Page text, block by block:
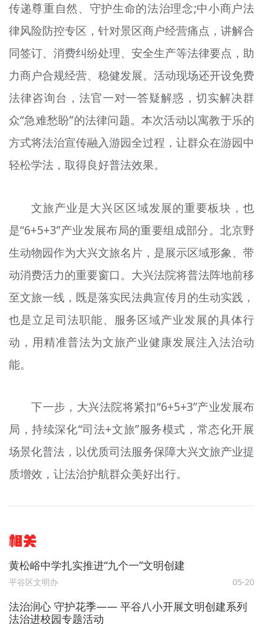
传递尊重自然、守护生命的法治理念;中小商户法
律风险防控专区，针对景区商户经营痛点，讲解合
同签订、消费纠纷处理、安全生产等法律要点，助
力商户合规经营、稳健发展。活动现场还开设免费
法律咨询台，法官一对一答疑解惑，切实解决群
众“急难愁盼”的法律问题。本次活动以寓教于乐的
方式将法治宣传融入游园全过程，让群众在游园中
轻松学法，取得良好普法效果。
文旅产业是大兴区区域发展的重要板块，也
是“6+5+3”产业发展布局的重要组成部分。北京野
生动物园作为大兴文旅名片，是展示区域形象、带
动消费活力的重要窗口。大兴法院将普法阵地前移
至文旅一线，既是落实民法典宣传月的生动实践，
也是立足司法职能、服务区域产业发展的具体行
动，用精准普法为文旅产业健康发展注入法治动
能。
下一步，大兴法院将紧扣“6+5+3”产业发展布
局，持续深化“司法+文旅”服务模式，常态化开展
场景化普法，以优质司法服务保障大兴文旅产业提
质增效，让法治护航群众美好出行。
相关
黄松峪中学扎实推进“九个一”文明创建
平谷区文明办 05-20
法治润心 守护花季—— 平谷八小开展文明创建系列
法治进校园专题活动